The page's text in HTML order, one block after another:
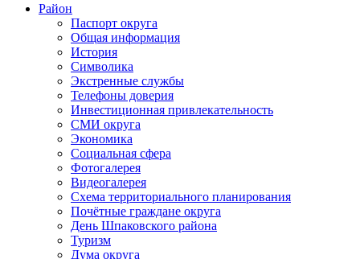
Район
Паспорт округа
Общая информация
История
Символика
Экстренные службы
Телефоны доверия
Инвестиционная привлекательность
СМИ округа
Экономика
Социальная сфера
Фотогалерея
Видеогалерея
Схема территориального планирования
Почётные граждане округа
День Шпаковского района
Туризм
Дума округа